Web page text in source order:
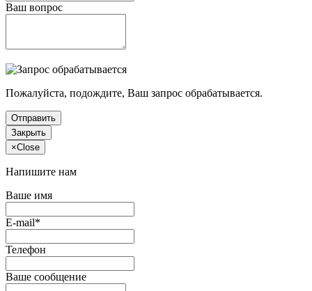
Ваш вопрос
Пожалуйста, подождите, Ваш запрос обрабатывается.
Отправить
Закрыть
×Close
Напишите нам
Ваше имя
E-mail*
Телефон
Ваше сообщение